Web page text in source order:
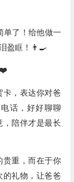
单了！给他做一
盈眶！👨‍🍳
❤️
卡，表达你对爸
话，好好聊聊
，陪伴才是最长
贵重，而在于你
的礼物，让爸爸